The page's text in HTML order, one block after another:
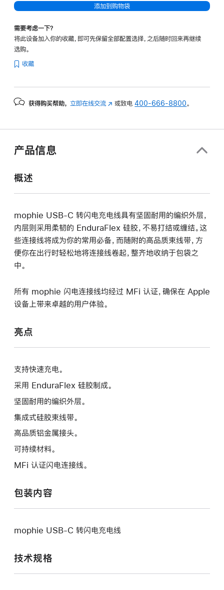
添加到购物袋
需要考虑一下？
将此设备加入你的收藏，即可先保留全部配置选择，之后随时回来再继续
选购。
收藏
获得购买帮助， 立即在线交流 (在 或致电400-666-8800。
产品信息
概述
mophie USB-C 转闪电充电线具有坚固耐用的编织外层，
内层则采用柔韧的 EnduraFlex 硅胶，不易打结或缠结。这
些连接线将成为你的常用必备，而随附的高品质束线带，方
便你在出行时轻松地将连接线卷起，整齐地收纳于包袋之
中。
所有 mophie 闪电连接线均经过 MFi 认证，确保在 Apple
设备上带来卓越的用户体验。
亮点
支持快速充电。
采用 EnduraFlex 硅胶制成。
坚固耐用的编织外层。
集成式硅胶束线带。
高品质铝金属接头。
可持续材料。
MFi 认证闪电连接线。
包装内容
mophie USB-C 转闪电充电线
技术规格